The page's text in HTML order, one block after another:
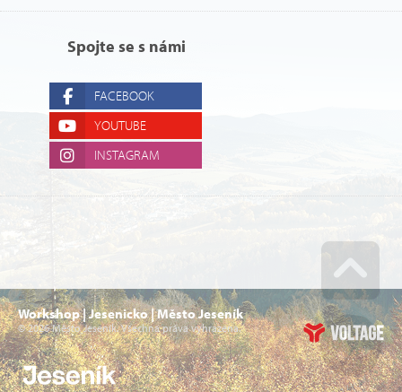
Spojte se s námi
FACEBOOK
YOUTUBE
INSTAGRAM
Workshop | Jesenicko | Město Jeseník
© 2026 Město Jeseník. Všechna práva vyhrazena.
Go